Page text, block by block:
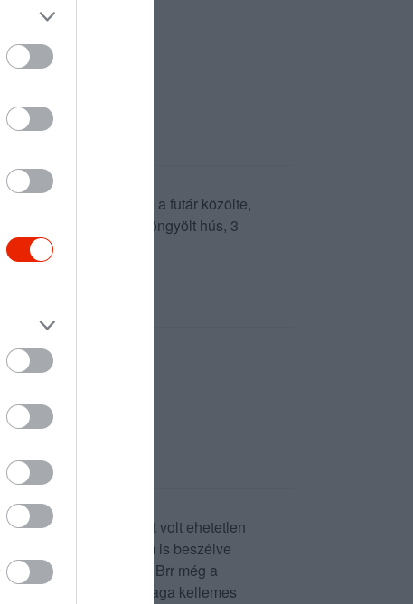
címlettel fizetek, mire a futár közölte,
2 db göngyölt hús, 3
enni... :@
a csirkén nagyon égett volt ehetetlen
a desszertről nem is beszélve
kifli átázva vízzel Brr még a
.Egyébként a hely maga kellemes